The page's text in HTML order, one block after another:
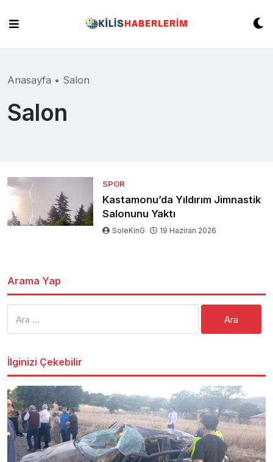
content
Anasayfa • Salon
Salon
SPOR
Kastamonu’da Yıldırım Jimnastik
Salonunu Yaktı
SoleKinG 19 Haziran 2026
Arama Yap
İlginizi Çekebilir